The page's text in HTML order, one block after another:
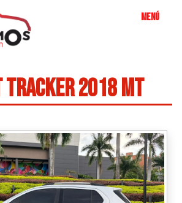
TRACKER 2018 MT